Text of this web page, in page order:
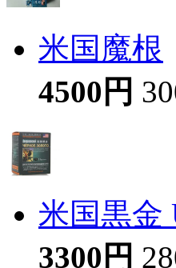
米国魔根
4500円
米国黒金
3300円